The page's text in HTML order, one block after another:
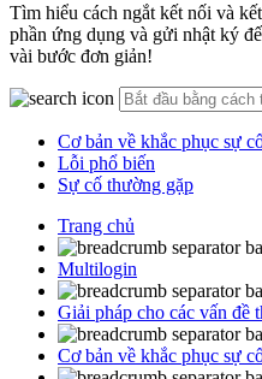
Tìm hiểu cách ngắt kết nối và
phần ứng dụng và gửi nhật ký
vài bước đơn giản!
Cơ bản về khắc phục sự
Lỗi phổ biến
Sự cố thường gặp
Trang chủ
Multilogin
Giải pháp cho các vấn đề
Cơ bản về khắc phục sự